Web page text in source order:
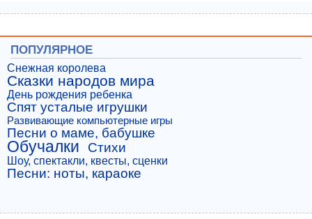
ПОПУЛЯРНОЕ
Снежная королева
Сказки народов мира
День рождения ребенка
Спят усталые игрушки
Развивающие компьютерные игры
Песни о маме, бабушке
Обучалки Стихи
Шоу, спектакли, квесты, сценки
Песни: ноты, караоке